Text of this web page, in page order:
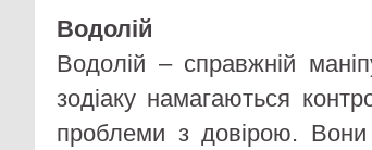
Водолій
Водолій – справжній
зодіаку намагаються
проблеми з довірою.